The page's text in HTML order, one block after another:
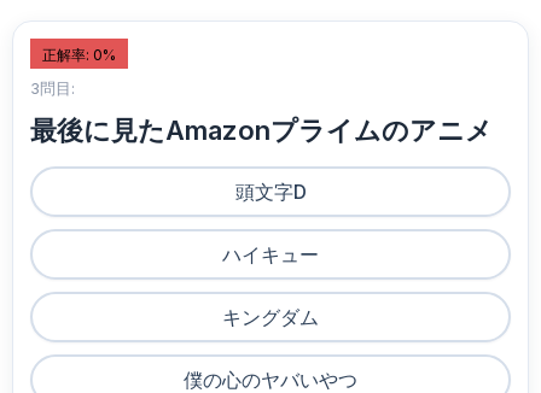
正解率: 0%
3問目:
最後に見たAmazonプライムのアニメ
頭文字D
ハイキュー
キングダム
僕の心のヤバいやつ